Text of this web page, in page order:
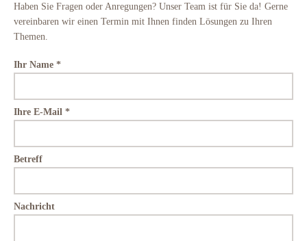
Haben Sie Fragen oder Anregungen? Unser Team ist für Sie da! Gerne
vereinbaren wir einen Termin mit Ihnen finden Lösungen zu Ihren
Themen.
Ihr Name *
Ihre E-Mail *
Betreff
Nachricht